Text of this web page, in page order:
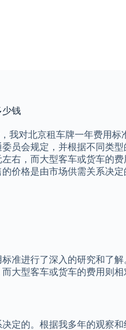
少钱
我对北京租车牌一年费用标
员会规定，并根据不同类
右，而大型客车或货车的费
价格是由市场供需关系决
准进行了深入的研究和了
大型客车或货车的费用则相
定的。根据我多年的观察